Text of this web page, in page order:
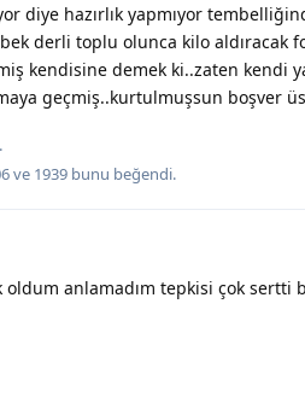
diye hazırlık yapmıyor
derli toplu olunca kilo
kendisine demek ki..zaten kendi
geçmiş..kurtulmuşsun boşver
ve 1939 bunu beğendi.
oldum anlamadım tepkisi çok